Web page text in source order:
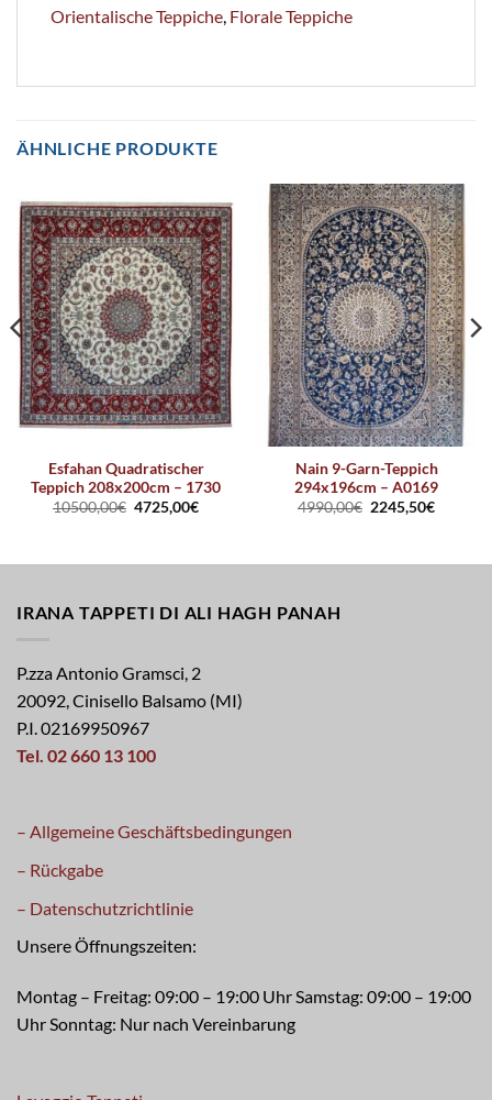
Orientalische Teppiche, Florale Teppiche
ÄHNLICHE PRODUKTE
Esfahan Quadratischer
Teppich 208x200cm – 1730
10500,00€ 4725,00€
Nain 9-Garn-Teppich
294x196cm – A0169
4990,00€ 2245,50€
IRANA TAPPETI DI ALI HAGH PANAH
P.zza Antonio Gramsci, 2
20092, Cinisello Balsamo (MI)
P.I. 02169950967
Tel. 02 660 13 100
– Allgemeine Geschäftsbedingungen
– Rückgabe
– Datenschutzrichtlinie
Unsere Öffnungszeiten:
Montag – Freitag: 09:00 – 19:00 Uhr Samstag: 09:00 – 19:00
Uhr Sonntag: Nur nach Vereinbarung